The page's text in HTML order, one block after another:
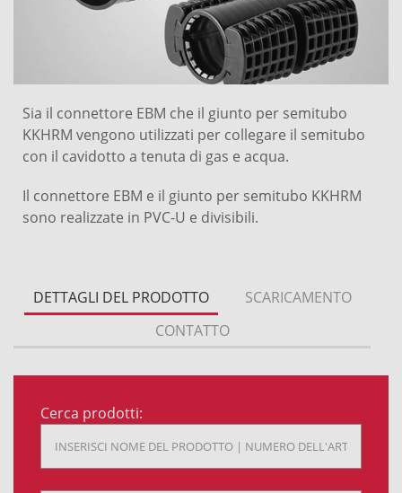
Sia il connettore EBM che il giunto per semitubo
KKHRM vengono utilizzati per collegare il semitubo
con il cavidotto a tenuta di gas e acqua.
Il connettore EBM e il giunto per semitubo KKHRM
sono realizzate in PVC-U e divisibili.
DETTAGLI DEL PRODOTTO
SCARICAMENTO
CONTATTO
Cerca prodotti: